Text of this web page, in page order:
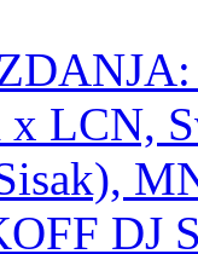
LCN,
DJ